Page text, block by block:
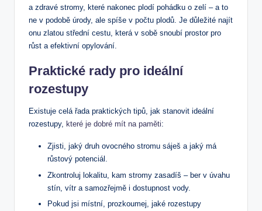
a zdravé stromy, které nakonec plodí pohádku o zelí – a to
ne v podobě úrody, ale spíše v počtu plodů. Je důležité najít
onu zlatou střední cestu, která v sobě snoubí prostor pro
růst a efektivní opylování.
Praktické rady pro ideální
rozestupy
Existuje celá řada praktických tipů, jak stanovit ideální
rozestupy, které je dobré mít na paměti:
Zjisti, jaký druh ovocného stromu sáješ a jaký má
růstový potenciál.
Zkontroluj lokalitu, kam stromy zasadíš – ber v úvahu
stín, vítr a samozřejmě i dostupnost vody.
Pokud jsi místní, prozkoumej, jaké rozestupy